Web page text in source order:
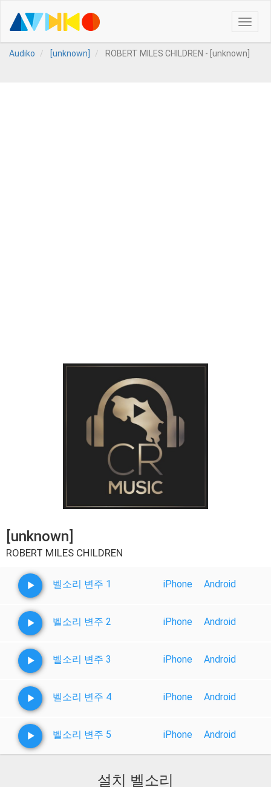
Toggle
Audiko
[unknown] ROBERT MILES CHILDREN - [unknown]
[unknown]
ROBERT MILES CHILDREN
벨소리 변주 1 iPhone Android
벨소리 변주 2 iPhone Android
벨소리 변주 3 iPhone Android
벨소리 변주 4 iPhone Android
벨소리 변주 5 iPhone Android
설치 벨소리